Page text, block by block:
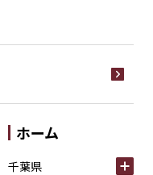
ホーム
千葉県